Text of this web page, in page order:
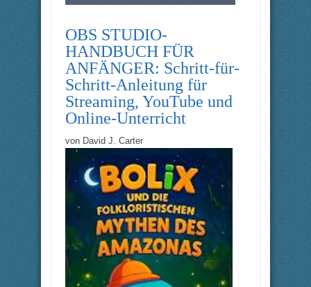
OBS STUDIO-
HANDBUCH FÜR
ANFÄNGER: Schritt-für-
Schritt-Anleitung für
Streaming, YouTube und
Online-Unterricht
von David J. Carter